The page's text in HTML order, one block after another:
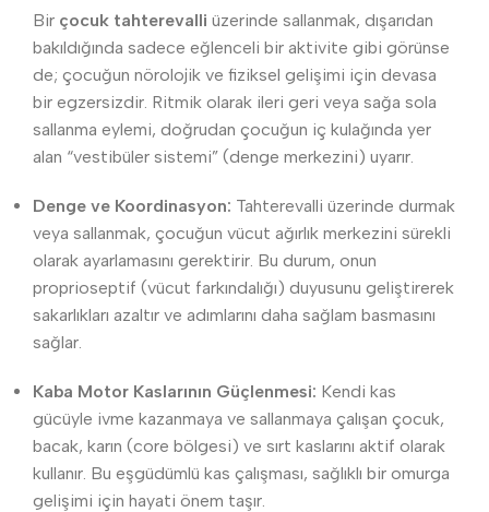
Bir çocuk tahterevalli üzerinde sallanmak, dışarıdan
bakıldığında sadece eğlenceli bir aktivite gibi görünse
de; çocuğun nörolojik ve fiziksel gelişimi için devasa
bir egzersizdir. Ritmik olarak ileri geri veya sağa sola
sallanma eylemi, doğrudan çocuğun iç kulağında yer
alan “vestibüler sistemi” (denge merkezini) uyarır.
Denge ve Koordinasyon: Tahterevalli üzerinde durmak
veya sallanmak, çocuğun vücut ağırlık merkezini sürekli
olarak ayarlamasını gerektirir. Bu durum, onun
proprioseptif (vücut farkındalığı) duyusunu geliştirerek
sakarlıkları azaltır ve adımlarını daha sağlam basmasını
sağlar.
Kaba Motor Kaslarının Güçlenmesi: Kendi kas
gücüyle ivme kazanmaya ve sallanmaya çalışan çocuk,
bacak, karın (core bölgesi) ve sırt kaslarını aktif olarak
kullanır. Bu eşgüdümlü kas çalışması, sağlıklı bir omurga
gelişimi için hayati önem taşır.